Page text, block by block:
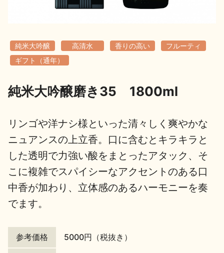
地酒川柳 地酒小説
純米大吟醸 高清水 香りの高い
フルーティ
ギフト（通年）
純米大吟醸磨き35 1800ml
リンゴや洋ナシ様といった清々しく爽やかな
ニュアンスの上立香。口に含むとキラキラと
した透明で力強い酸をまとったアタック、そ
こに複雑でスパイシーなアクセントのある口
中香が加わり、立体感のあるハーモニーを奏
でます。
参考価格 5000円（税抜き）